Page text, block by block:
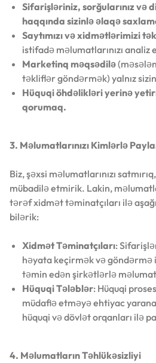
Sifarişləriniz, sorğularınız və
haqqında sizinlə əlaqə
Saytımızı və xidmətlərimizi
istifadə məlumatlarınızı analiz
Marketinq məqsədilə
təkliflər göndərmək) yalnız sizin
Hüquqi öhdəlikləri yerinə
qorumaq.
3. Məlumatlarınızı Kimlərlə
Biz, şəxsi məlumatlarınızı
mübadilə etmirik. Lakin,
tərəf xidmət təminatçıları ilə
bilərik:
Xidmət Təminatçıları:
həyata keçirmək və
təmin edən şirkətlərlə
Hüquqi Tələblər: Hüquqi
müdafiə etməyə ehtiyac
hüquqi və dövlət orqanları ilə
4. Məlumatların Təhlükəsizliyi